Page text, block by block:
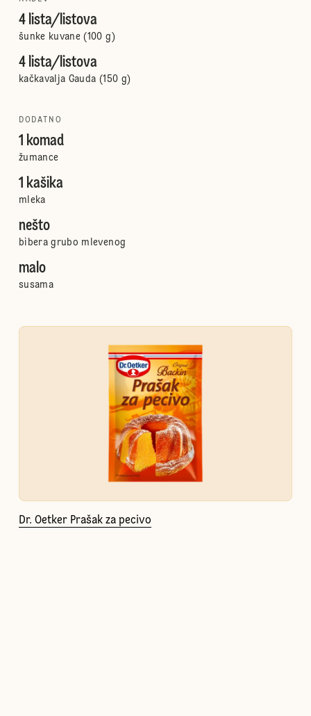
4 lista/listova
šunke kuvane (100 g)
4 lista/listova
kačkavalja Gauda (150 g)
DODATNO
1 komad
žumance
1 kašika
mleka
nešto
bibera grubo mlevenog
malo
susama
Dr. Oetker Prašak za pecivo